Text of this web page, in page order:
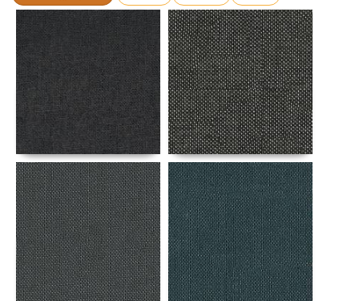
Αναλυτικά Αναλυτικά